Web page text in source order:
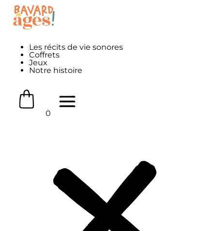
Les récits de vie sonores
Coffrets
Jeux
Notre histoire
0